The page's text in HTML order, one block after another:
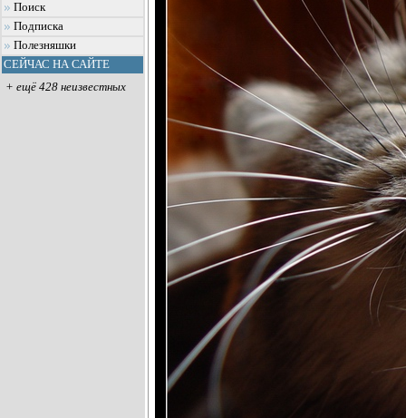
Поиск
Подписка
Полезняшки
СЕЙЧАС НА САЙТЕ
+ ещё 428 неизвестных